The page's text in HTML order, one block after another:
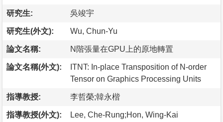
研究生: 吳竣宇
研究生(外文): Wu, Chun-Yu
論文名稱: N階張量在GPU上的原地轉置
論文名稱(外文):
ITNT: In-place Transposition of N-order
Tensor on Graphics Processing Units
指導教授: 李哲榮;韓永楷
指導教授(外文): Lee, Che-Rung;Hon, Wing-Kai